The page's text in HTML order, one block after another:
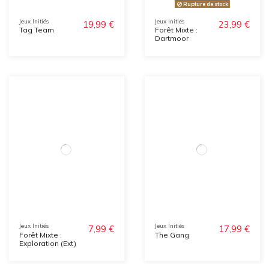
Jeux Initiés
Tag Team 19,99 €
Rupture de stock
Jeux Initiés
Forêt Mixte :
Dartmoor
23,99 €
Jeux Initiés
Forêt Mixte :
Exploration (Ext)
7,99 € Jeux Initiés
The Gang 17,99 €